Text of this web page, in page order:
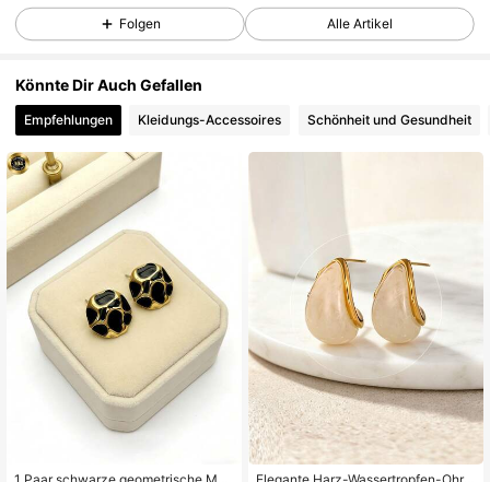
4,84 3K Follower
4,84 3K Follower
4,84 3K Follower
3K Follower
4,84 3K Follower
Folgen Alle Artikel
Könnte Dir Auch Gefallen
Empfehlungen Kleidungs-Accessoires Schönheit und Gesundheit